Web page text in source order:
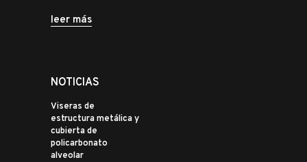
leer más
NOTICIAS
Viseras de
estructura metálica y
cubierta de
policarbonato
alveolar